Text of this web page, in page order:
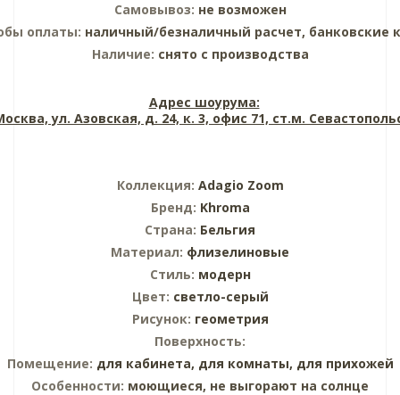
Самовывоз: не возможен
оплаты: наличный/безналичный расчет, банковские
Наличие: снято с производства
Адрес шоурума:
ул. Азовская, д. 24, к. 3, офис 71, ст.м.
Коллекция: Adagio Zoom
Бренд: Khroma
Страна: Бельгия
Материал: флизелиновые
Стиль: модерн
Цвет: светло-серый
Рисунок: геометрия
Поверхность:
Помещение: для кабинета, для комнаты, для прихожей
Особенности: моющиеся, не выгорают на солнце